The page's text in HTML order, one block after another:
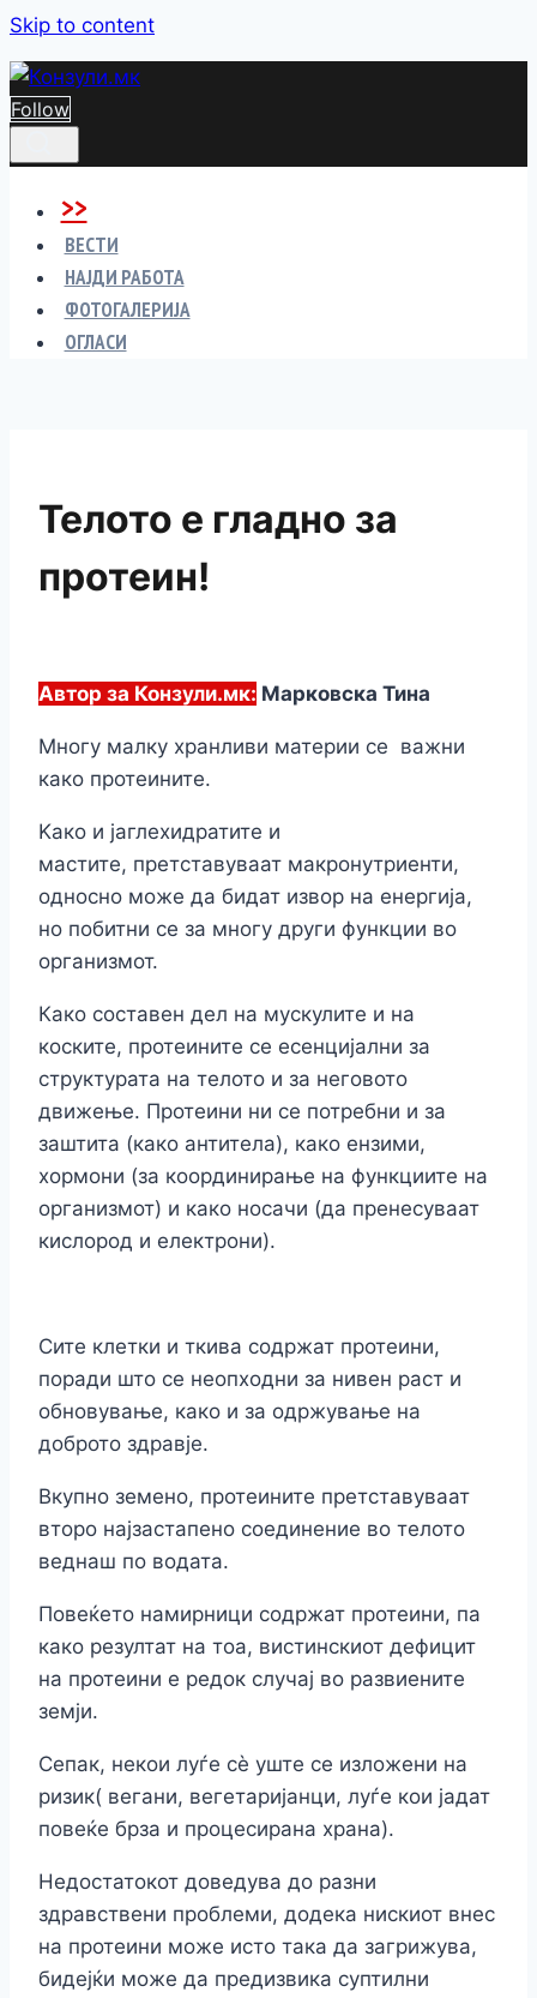
Skip to content
Follow
>>
ВЕСТИ
НАЈДИ РАБОТА
ФОТОГАЛЕРИЈА
ОГЛАСИ
Телото е гладно за
протеин!
Автор за Конзули.мк: Марковска Тина
Многу малку хранливи материи се важни
како протеините.
Kако и јаглехидратите и
мастите, претставуваат макронутриенти,
односно може да бидат извор на енергија,
но побитни се за многу други функции во
организмот.
Како составен дел на мускулите и на
коските, протеините се есенцијални за
структурата на телото и за неговото
движење. Протеини ни се потребни и за
заштита (како антитела), како ензими,
хормони (за координирање на функциите на
организмот) и како носачи (да пренесуваат
кислород и електрони).
Сите клетки и ткива содржат протеини,
поради што се неопходни за нивен раст и
обновување, како и за одржување на
доброто здравје.
Вкупно земено, протеините претставуваат
второ најзастапено соединение во телото
веднаш по водата.
Повеќето намирници содржат протеини, па
како резултат на тоа, вистинскиот дефицит
на протеини е редок случај во развиените
земји.
Сепак, некои луѓе сè уште се изложени на
ризик( вегани, вегетаријанци, луѓе кои јадат
повеќе брза и процесирана храна).
Недостатокот доведува до разни
здравствени проблеми, додека нискиот внес
на протеини може исто така да загрижува,
бидејќи може да предизвика суптилни